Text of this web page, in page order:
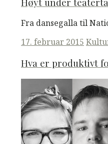
Fra dansegalla til
Posted
17. februar 2015
Hva er produktivt